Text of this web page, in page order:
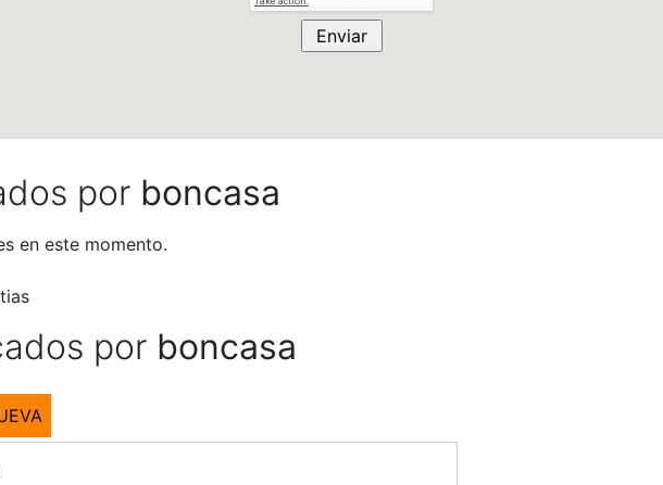
por boncasa
en este momento.
por boncasa